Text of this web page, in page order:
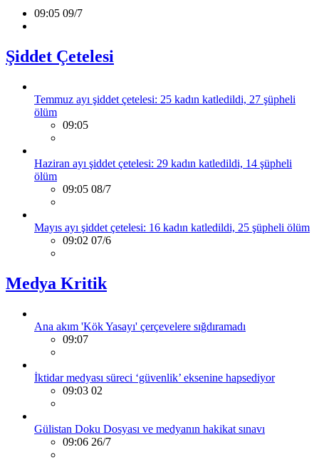
09:05 09/7
Şiddet Çetelesi
Temmuz ayı şiddet çetelesi: 25 kadın katledildi, 27 şüpheli
ölüm
09:05
Haziran ayı şiddet çetelesi: 29 kadın katledildi, 14 şüpheli
ölüm
09:05 08/7
Mayıs ayı şiddet çetelesi: 16 kadın katledildi, 25 şüpheli ölüm
09:02 07/6
Medya Kritik
Ana akım 'Kök Yasayı' çerçevelere sığdıramadı
09:07
İktidar medyası süreci ‘güvenlik’ eksenine hapsediyor
09:03 02
Gülistan Doku Dosyası ve medyanın hakikat sınavı
09:06 26/7